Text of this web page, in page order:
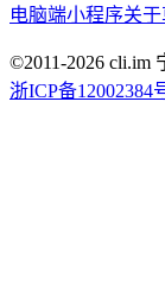
电脑端小程序关
©2011-2026 cli.im
浙ICP备12002384